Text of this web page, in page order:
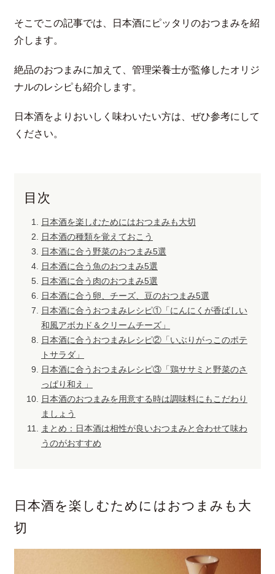
そこでこの記事では、日本酒にピッタリのおつまみを紹
介します。
絶品のおつまみに加えて、管理栄養士が監修したオリジ
ナルのレシピも紹介します。
日本酒をよりおいしく味わいたい方は、ぜひ参考にして
ください。
目次
日本酒を楽しむためにはおつまみも大切
日本酒の種類を覚えておこう
日本酒に合う野菜のおつまみ5選
日本酒に合う魚のおつまみ5選
日本酒に合う肉のおつまみ5選
日本酒に合う卵、チーズ、豆のおつまみ5選
日本酒に合うおつまみレシピ①「にんにくが香ばしい
和風アボカド＆クリームチーズ」
日本酒に合うおつまみレシピ②「いぶりがっこのポテ
トサラダ」
日本酒に合うおつまみレシピ③「鶏ササミと野菜のさ
っぱり和え」
日本酒のおつまみを用意する時は調味料にもこだわり
ましょう
まとめ：日本酒は相性が良いおつまみと合わせて味わ
うのがおすすめ
日本酒を楽しむためにはおつまみも大
切